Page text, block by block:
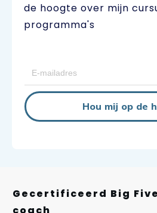
de hoogte over mijn
programma's
Hou mij op de
Gecertificeerd Big